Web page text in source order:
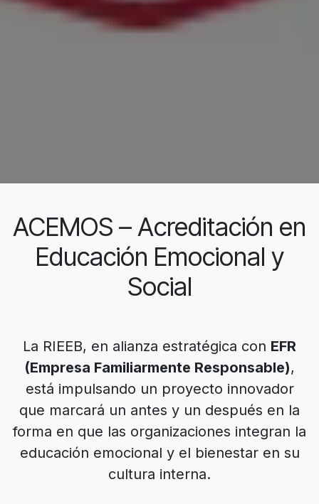
ACEMOS – Acreditación en
Educación Emocional y
Social
La RIEEB, en alianza estratégica con EFR
(Empresa Familiarmente Responsable),
está impulsando un proyecto innovador
que marcará un antes y un después en la
forma en que las organizaciones integran la
educación emocional y el bienestar en su
cultura interna.